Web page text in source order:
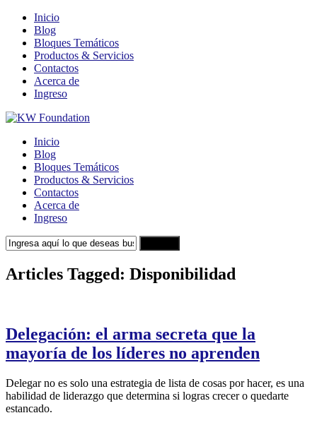
Inicio
Blog
Bloques Temáticos
Productos & Servicios
Contactos
Acerca de
Ingreso
Inicio
Blog
Bloques Temáticos
Productos & Servicios
Contactos
Acerca de
Ingreso
Articles Tagged: Disponibilidad
Delegación: el arma secreta que la
mayoría de los líderes no aprenden
Delegar no es solo una estrategia de lista de cosas por hacer, es una
habilidad de liderazgo que determina si logras crecer o quedarte
estancado.